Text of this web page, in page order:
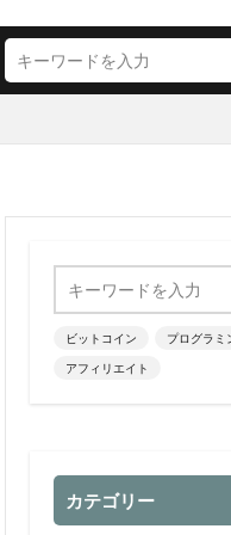
ビットコイン プログラミ
アフィリエイト
カテゴリー